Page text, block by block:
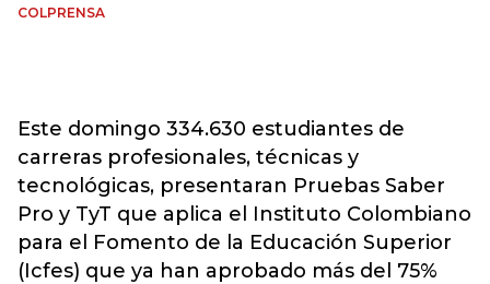
COLPRENSA
Este domingo 334.630 estudiantes de
carreras profesionales, técnicas y
tecnológicas, presentaran Pruebas Saber
Pro y TyT que aplica el Instituto Colombiano
para el Fomento de la Educación Superior
(Icfes) que ya han aprobado más del 75%